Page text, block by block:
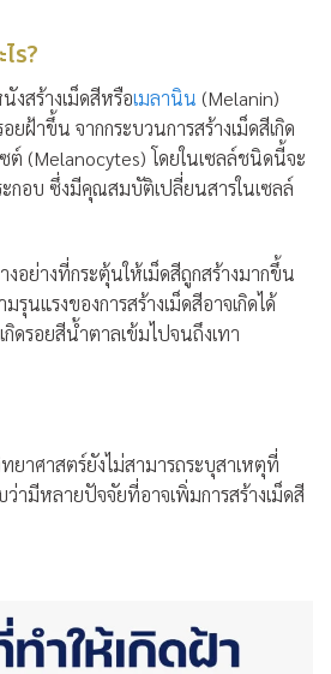
ร?
งสร้างเม็ดสีหรือเมลานิน (Melanin)
ยฝ้าขึ้น จากกระบวนการสร้างเม็ดสีเกิด
ต์ (Melanocytes) โดยในเซลล์ชนิดนี้จะ
กอบ ซึ่งมีคุณสมบัติเปลี่ยนสารในเซลล์
อย่างที่กระตุ้นให้เม็ดสีถูกสร้างมากขึ้น
รุนแรงของการสร้างเม็ดสีอาจเกิดได้
ดรอยสีน้ำตาลเข้มไปจนถึงเทา
าศาสตร์ยังไม่สามารถระบุสาเหตุที่
ามีหลายปัจจัยที่อาจเพิ่มการสร้างเม็ดสี